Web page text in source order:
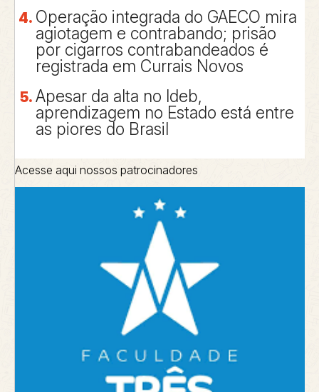
Operação integrada do GAECO mira
agiotagem e contrabando; prisão
por cigarros contrabandeados é
registrada em Currais Novos
Apesar da alta no Ideb,
aprendizagem no Estado está entre
as piores do Brasil
Acesse aqui nossos patrocinadores